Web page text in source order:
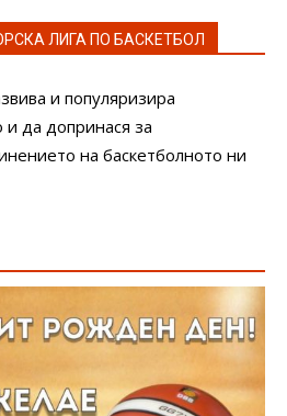
ЛИГА ПО БАСКЕТБОЛ
и популяризира
и да допринася за
на баскетболното ни